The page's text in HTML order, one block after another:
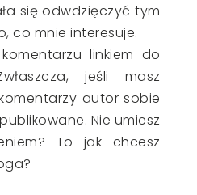
się odwdzięczyć tym
co mnie interesuje.
linkiem do
jeśli masz
autor sobie
Nie umiesz
To jak chcesz